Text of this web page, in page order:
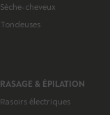
Sèche-cheveux
Tondeuses
RASAGE & ÉPILATION
Rasoirs électriques